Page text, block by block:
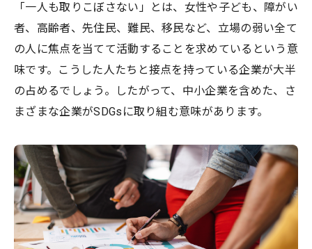
「一人も取りこぼさない」とは、女性や子ども、障がい
者、高齢者、先住民、難民、移民など、立場の弱い全て
の人に焦点を当てて活動することを求めているという意
味です。こうした人たちと接点を持っている企業が大半
の占めるでしょう。したがって、中小企業を含めた、さ
まざまな企業がSDGsに取り組む意味があります。